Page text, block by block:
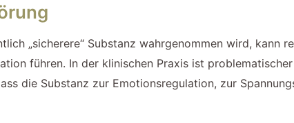
„sicherere“ Substanz wahrgenommen wird, kann
führen. In der klinischen Praxis ist
die Substanz zur Emotionsregulation, zur